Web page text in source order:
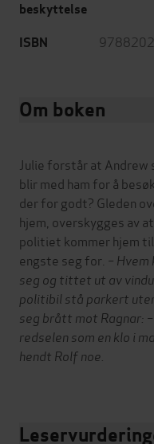
beskyttelse
ISBN
Om boken
Julie forstår at Andrew
blir med ham for å
der for godt? Gleden
hjem, overskygges av
politiet kommer hjem
engste seg for. –
seg og tittet ut av
politibil stå parkert
seg brått mot Ragnar:
redselen som en klo i
hendt Rolf noe.